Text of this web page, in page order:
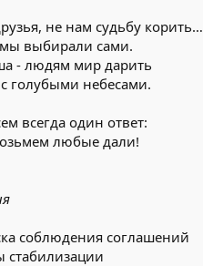
не нам судьбу корить…
выбирали сами.
- людям мир дарить
голубыми небесами.
всегда один ответ:
любые дали!
соблюдения соглашений
стабилизации